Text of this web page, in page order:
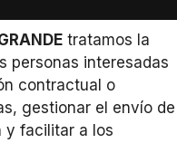
⁣ tratamos la
personas interesadas
contractual o
gestionar el envío de
y facilitar a los